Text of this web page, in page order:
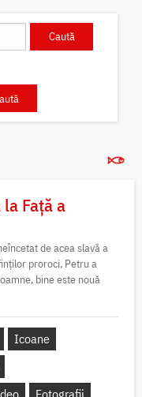
Față a
de acea slavă a
proroci, Petru a
bine este nouă
Icoane